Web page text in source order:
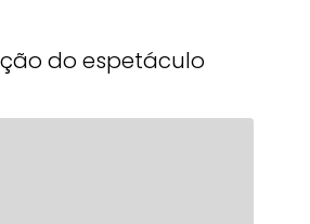
do espetáculo